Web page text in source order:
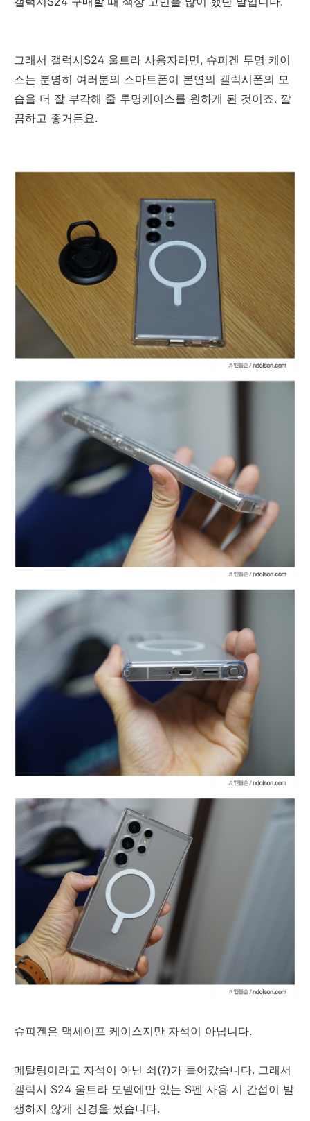
그래서 갤럭시S24 울트라 사용자라면, 슈피겐 투명 케이
스는 분명히 여러분의 스마트폰이 본연의 갤럭시폰의 모
습을 더 잘 부각해 줄 투명케이스를 원하게 된 것이죠. 깔
끔하고 좋거든요.
슈피겐은 맥세이프 케이스지만 자석이 아닙니다.
메탈링이라고 자석이 아닌 쇠(?)가 들어갔습니다. 그래서
갤럭시 S24 울트라 모델에만 있는 S펜 사용 시 간섭이 발
생하지 않게 신경을 썼습니다.